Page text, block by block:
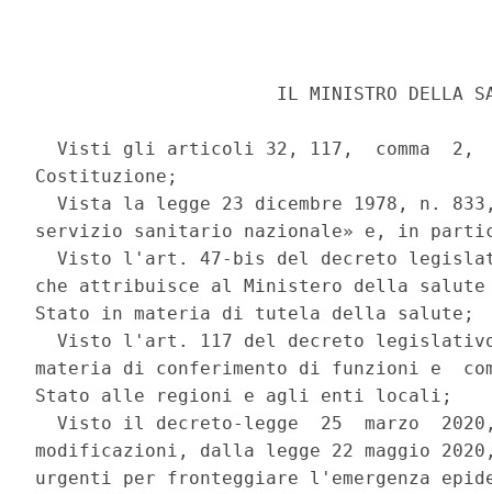
IL MINISTRO DELLA
Visti gli articoli 32, 117,  comma  2,
Costituzione;
Vista la legge 23 dicembre 1978, n.
servizio sanitario nazionale» e, in
Visto l'art. 47-bis del decreto
che attribuisce al Ministero della
Stato in materia di tutela della salute;
Visto l'art. 117 del decreto
materia di conferimento di funzioni e
Stato alle regioni e agli enti locali;
Visto il decreto-legge  25  marzo
modificazioni, dalla legge 22 maggio
urgenti per fronteggiare l'emergenza